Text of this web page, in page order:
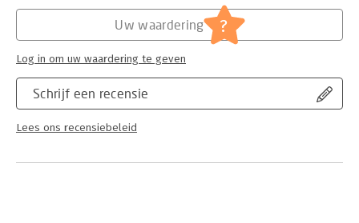
Cuong Lu. Met dit boek komt zijn verfrissende boodschap voor
het eerst rechtstreeks beschikbaar voor een breder
Nederlandstalig publiek. Met zijn zeer herkenbare benadering
brengt hij een zeer bemoedigende boodschap: duurzaam
Schrijf een recensie
Lees ons recensiebeleid
Uw waardering ?
Log in om uw waardering te geven